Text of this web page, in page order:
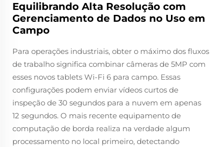
Equilibrando Alta Resolução com
Gerenciamento de Dados no Uso em
Campo
Para operações industriais, obter o máximo dos fluxos
de trabalho significa combinar câmeras de 5MP com
esses novos tablets Wi-Fi 6 para campo. Essas
configurações podem enviar vídeos curtos de
inspeção de 30 segundos para a nuvem em apenas
12 segundos. O mais recente equipamento de
computação de borda realiza na verdade algum
processamento no local primeiro, detectando